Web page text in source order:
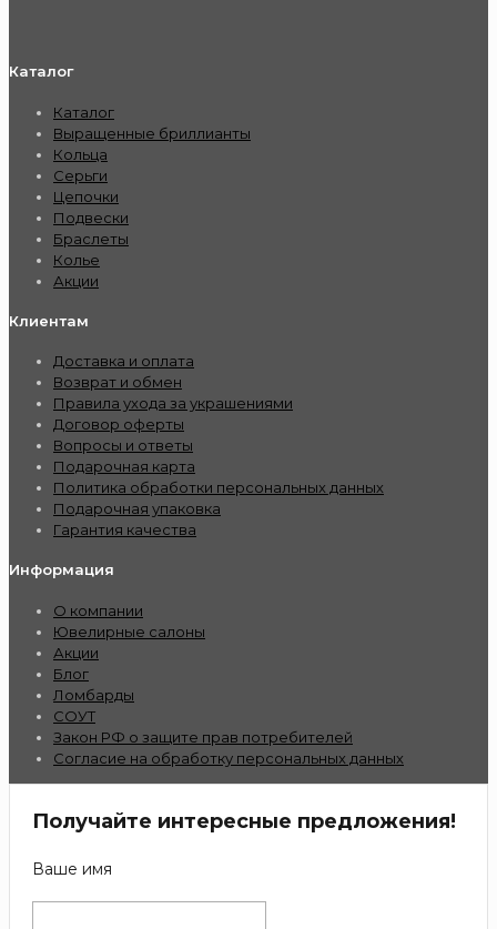
Каталог
Каталог
Выращенные бриллианты
Кольца
Серьги
Цепочки
Подвески
Браслеты
Колье
Акции
Клиентам
Доставка и оплата
Возврат и обмен
Правила ухода за украшениями
Договор оферты
Вопросы и ответы
Подарочная карта
Политика обработки персональных данных
Подарочная упаковка
Гарантия качества
Информация
О компании
Ювелирные салоны
Акции
Блог
Ломбарды
СОУТ
Закон РФ о защите прав потребителей
Согласие на обработку персональных данных
Получайте интересные предложения!
Ваше имя